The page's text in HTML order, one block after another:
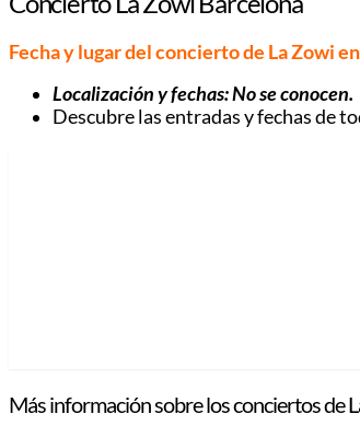
Fecha y lugar del concierto de La Zowi
Localización y fechas: No se conocen.
Descubre las entradas y fechas de
Más información sobre los conciertos de